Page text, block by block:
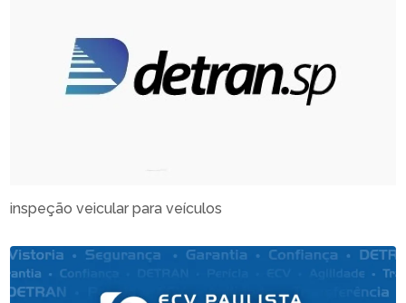
inspeção veicular para veículos